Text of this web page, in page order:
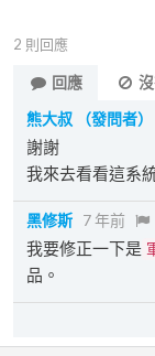
2 則回應
回應
熊大叔
（發問者）
謝謝
我來去看看這系
黑修斯 7 年前
我要修正一下是
品。